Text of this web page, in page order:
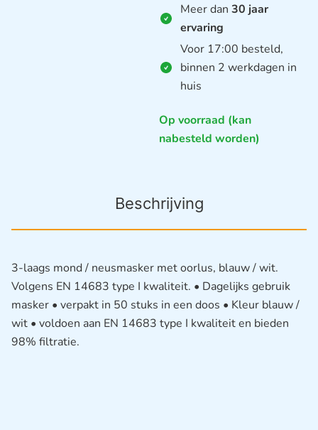
Meer dan 30 jaar
ervaring
Voor 17:00 besteld,
binnen 2 werkdagen in
huis
Op voorraad (kan
nabesteld worden)
Beschrijving
3-laags mond / neusmasker met oorlus, blauw / wit.
Volgens EN 14683 type I kwaliteit. • Dagelijks gebruik
masker • verpakt in 50 stuks in een doos • Kleur blauw /
wit • voldoen aan EN 14683 type I kwaliteit en bieden
98% filtratie.